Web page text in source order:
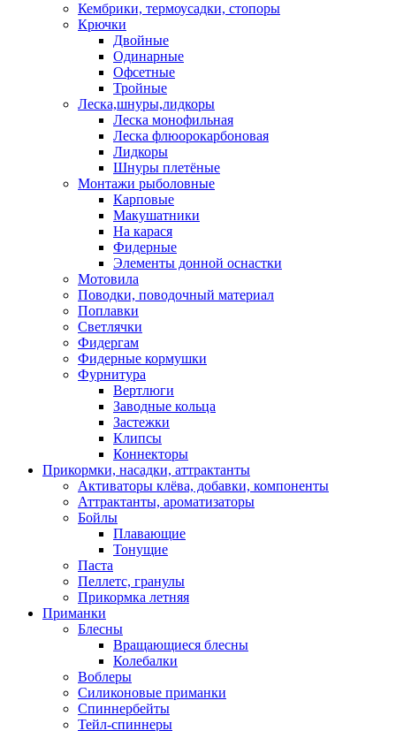
Кембрики, термоусадки, стопоры
Крючки
Двойные
Одинарные
Офсетные
Тройные
Леска,шнуры,лидкоры
Леска монофильная
Леска флюорокарбоновая
Лидкоры
Шнуры плетёные
Монтажи рыболовные
Карповые
Макушатники
На карася
Фидерные
Элементы донной оснастки
Мотовила
Поводки, поводочный материал
Поплавки
Светлячки
Фидергам
Фидерные кормушки
Фурнитура
Вертлюги
Заводные кольца
Застежки
Клипсы
Коннекторы
Прикормки, насадки, аттрактанты
Активаторы клёва, добавки, компоненты
Аттрактанты, ароматизаторы
Бойлы
Плавающие
Тонущие
Паста
Пеллетс, гранулы
Прикормка летняя
Приманки
Блесны
Вращающиеся блесны
Колебалки
Воблеры
Силиконовые приманки
Спиннербейты
Тейл-спиннеры